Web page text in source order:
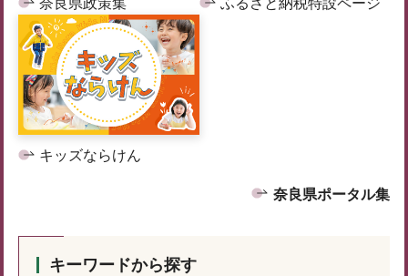
キッズならけん
奈良県ポータル集
キーワードから探す